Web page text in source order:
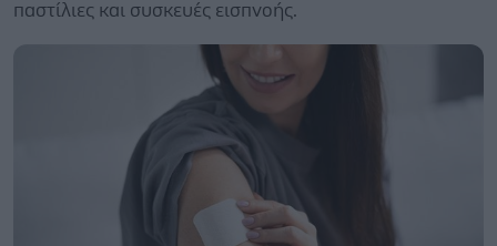
παστίλιες και συσκευές εισπνοής.